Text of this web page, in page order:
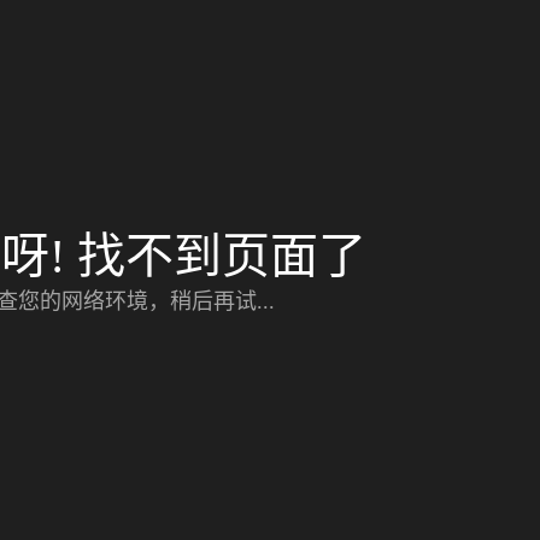
! 找不到页面了
您的网络环境，稍后再试...